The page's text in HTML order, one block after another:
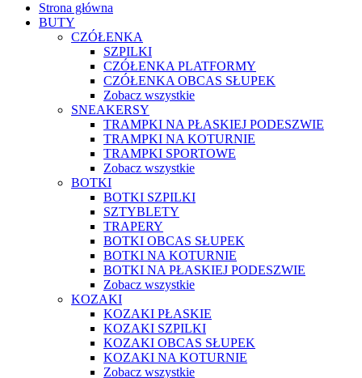
Strona główna
BUTY
CZÓŁENKA
SZPILKI
CZÓŁENKA PLATFORMY
CZÓŁENKA OBCAS SŁUPEK
Zobacz wszystkie
SNEAKERSY
TRAMPKI NA PŁASKIEJ PODESZWIE
TRAMPKI NA KOTURNIE
TRAMPKI SPORTOWE
Zobacz wszystkie
BOTKI
BOTKI SZPILKI
SZTYBLETY
TRAPERY
BOTKI OBCAS SŁUPEK
BOTKI NA KOTURNIE
BOTKI NA PŁASKIEJ PODESZWIE
Zobacz wszystkie
KOZAKI
KOZAKI PŁASKIE
KOZAKI SZPILKI
KOZAKI OBCAS SŁUPEK
KOZAKI NA KOTURNIE
Zobacz wszystkie